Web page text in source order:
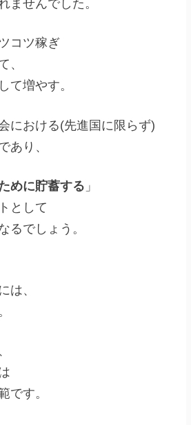
ませんでした。
コツ稼ぎ
、
て増やす。
における(先進国に限らず)
あり、
めに貯蓄する 」
として
るでしょう。
は、
です。